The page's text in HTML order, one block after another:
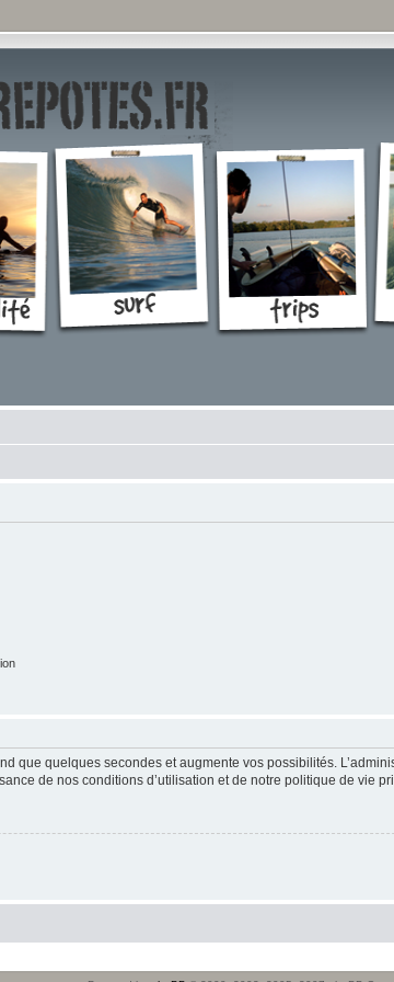
que quelques secondes et augmente vos possibilités.
de nos conditions d’utilisation et de notre politique de vie